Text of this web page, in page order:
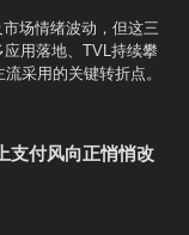
场情绪波动，但这三
用落地、TVL持续攀
采用的关键转折点。
支付风向正悄悄改